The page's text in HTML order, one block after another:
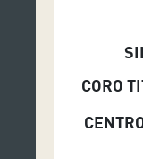
CORO